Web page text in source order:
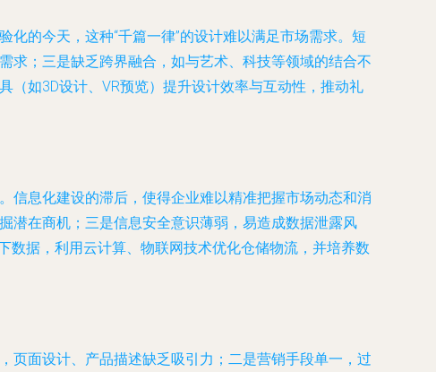
的今天，这种“千篇一律”的设计难以满足市场需求。短
求；三是缺乏跨界融合，如与艺术、科技等领域的结合不
如3D设计、VR预览）提升设计效率与互动性，推动礼
信息化建设的滞后，使得企业难以精准把握市场动态和消
潜在商机；三是信息安全意识薄弱，易造成数据泄露风
数据，利用云计算、物联网技术优化仓储物流，并培养数
页面设计、产品描述缺乏吸引力；二是营销手段单一，过